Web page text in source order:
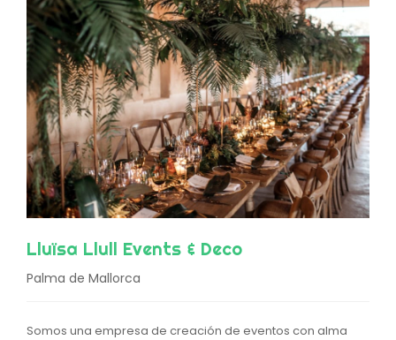
Lluïsa Llull Events & Deco
Palma de Mallorca
Somos una empresa de creación de eventos con alma